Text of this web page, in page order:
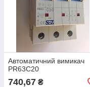
Автоматичний вимикач
PR63С20
740,67 ₴